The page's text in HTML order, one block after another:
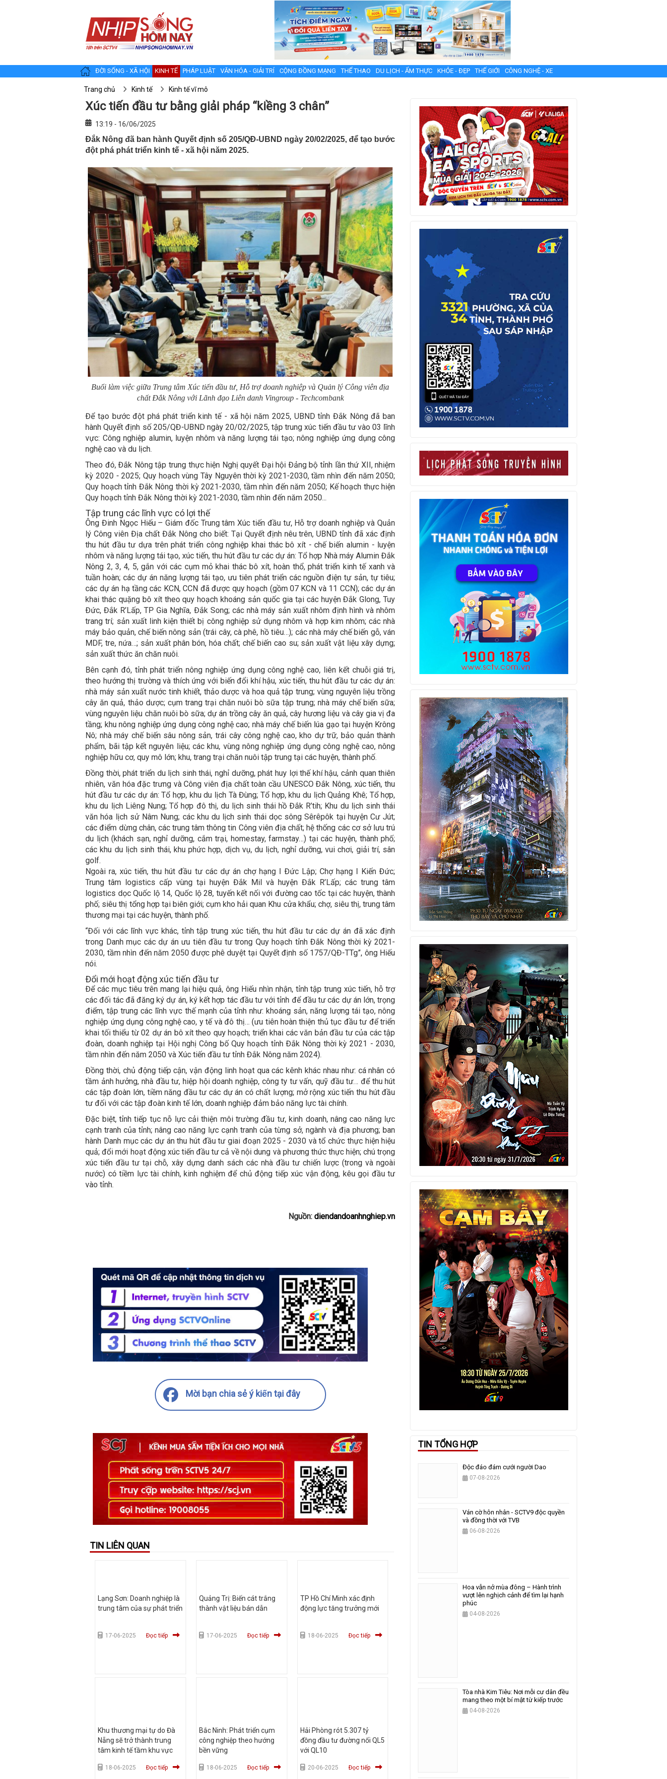
ĐỜI SỐNG - XÃ HỘI KINH TẾ PHÁP LUẬT VĂN HÓA - GIẢI TRÍ CỘNG ĐỒNG MẠNG THỂ THAO DU LỊCH - ẨM THỰC KHỎE - ĐẸP THẾ GIỚI CÔNG NGHỆ - XE
Trang chủ Kinh tế Kinh tế vĩ mô
Xúc tiến đầu tư bằng giải pháp “kiềng 3 chân”
13:19 - 16/06/2025
Đắk Nông đã ban hành Quyết định số 205/QĐ-UBND ngày 20/02/2025, để tạo bước
đột phá phát triển kinh tế - xã hội năm 2025.
Buổi làm việc giữa Trung tâm Xúc tiến đầu tư, Hỗ trợ doanh nghiệp và Quản lý Công viên địa
chất Đắk Nông với Lãnh đạo Liên danh Vingroup - Techcombank
Để tạo bước đột phá phát triển kinh tế - xã hội năm 2025, UBND tỉnh Đắk Nông đã ban
hành Quyết định số 205/QĐ-UBND ngày 20/02/2025, tập trung xúc tiến đầu tư vào 03 lĩnh
vực: Công nghiệp alumin, luyện nhôm và năng lượng tái tạo; nông nghiệp ứng dụng công
nghệ cao và du lịch.
Theo đó, Đắk Nông tập trung thực hiện Nghị quyết Đại hội Đảng bộ tỉnh lần thứ XII, nhiệm
kỳ 2020 - 2025; Quy hoạch vùng Tây Nguyên thời kỳ 2021-2030, tầm nhìn đến năm 2050;
Quy hoạch tỉnh Đắk Nông thời kỳ 2021-2030, tầm nhìn đến năm 2050; Kế hoạch thực hiện
Quy hoạch tỉnh Đắk Nông thời kỳ 2021-2030, tầm nhìn đến năm 2050...
Tập trung các lĩnh vực có lợi thế
Ông Đinh Ngọc Hiếu – Giám đốc Trung tâm Xúc tiến đầu tư, Hỗ trợ doanh nghiệp và Quản
lý Công viên Địa chất Đắk Nông cho biết: Tại Quyết định nêu trên, UBND tỉnh đã xác định
thu hút đầu tư dựa trên phát triển công nghiệp khai thác bô xít - chế biến alumin - luyện
nhôm và năng lượng tái tạo, xúc tiến, thu hút đầu tư các dự án: Tổ hợp Nhà máy Alumin Đắk
Nông 2, 3, 4, 5, gắn với các cụm mỏ khai thác bô xít, hoàn thổ, phát triển kinh tế xanh và
tuần hoàn; các dự án năng lượng tái tạo, ưu tiên phát triển các nguồn điện tự sản, tự tiêu;
các dự án hạ tầng các KCN, CCN đã được quy hoạch (gồm 07 KCN và 11 CCN); các dự án
khai thác quặng bô xít theo quy hoạch khoáng sản quốc gia tại các huyện Đắk Glong, Tuy
Đức, Đắk R’Lấp, TP Gia Nghĩa, Đắk Song; các nhà máy sản xuất nhôm định hình và nhôm
trang trí; sản xuất linh kiện thiết bị công nghiệp sử dụng nhôm và hợp kim nhôm; các nhà
máy bảo quản, chế biến nông sản (trái cây, cà phê, hồ tiêu…); các nhà máy chế biến gỗ, ván
MDF, tre, nứa…; sản xuất phân bón, hóa chất; chế biến cao su; sản xuất vật liệu xây dựng;
sản xuất thức ăn chăn nuôi.
Bên cạnh đó, tỉnh phát triển nông nghiệp ứng dụng công nghệ cao, liên kết chuỗi giá trị,
theo hướng thị trường và thích ứng với biến đổi khí hậu, xúc tiến, thu hút đầu tư các dự án:
nhà máy sản xuất nước tinh khiết, thảo dược và hoa quả tập trung; vùng nguyên liệu trồng
cây ăn quả, thảo dược; cụm trang trại chăn nuôi bò sữa tập trung; nhà máy chế biến sữa;
vùng nguyên liệu chăn nuôi bò sữa; dự án trồng cây ăn quả, cây hương liệu và cây gia vị đa
tầng; khu nông nghiệp ứng dụng công nghệ cao; nhà máy chế biến lúa gạo tại huyện Krông
Nô; nhà máy chế biến sâu nông sản, trái cây công nghệ cao, kho dự trữ, bảo quản thành
phẩm, bãi tập kết nguyên liệu; các khu, vùng nông nghiệp ứng dụng công nghệ cao, nông
nghiệp hữu cơ, quy mô lớn; khu, trang trại chăn nuôi tập trung tại các huyện, thành phố.
Đồng thời, phát triển du lịch sinh thái, nghỉ dưỡng, phát huy lợi thế khí hậu, cảnh quan thiên
nhiên, văn hóa đặc trưng và Công viên địa chất toàn cầu UNESCO Đắk Nông, xúc tiến, thu
hút đầu tư các dự án: Tổ hợp, khu du lịch Tà Đùng; Tổ hợp, khu du lịch Quảng Khê; Tổ hợp,
khu du lịch Liêng Nung; Tổ hợp đô thị, du lịch sinh thái hồ Đắk R’tih; Khu du lịch sinh thái
văn hóa lịch sử Nâm Nung; các khu du lịch sinh thái dọc sông Sêrêpôk tại huyện Cư Jút;
các điểm dừng chân, các trung tâm thông tin Công viên địa chất; hệ thống các cơ sở lưu trú
du lịch (khách sạn, nghỉ dưỡng, cắm trại, homestay, farmstay…) tại các huyện, thành phố;
các khu du lịch sinh thái, khu phức hợp, dịch vụ, du lịch, nghỉ dưỡng, vui chơi, giải trí, sân
golf.
Ngoài ra, xúc tiến, thu hút đầu tư các dự án chợ hạng I Đức Lập; Chợ hạng I Kiến Đức;
Trung tâm logistics cấp vùng tại huyện Đắk Mil và huyện Đắk R’Lấp; các trung tâm
logistics dọc Quốc lộ 14, Quốc lộ 28, tuyến kết nối với đường cao tốc tại các huyện, thành
phố; siêu thị tổng hợp tại biên giới; cụm kho hải quan Khu cửa khẩu; chợ, siêu thị, trung tâm
thương mại tại các huyện, thành phố.
“Đối với các lĩnh vực khác, tỉnh tập trung xúc tiến, thu hút đầu tư các dự án đã xác định
trong Danh mục các dự án ưu tiên đầu tư trong Quy hoạch tỉnh Đắk Nông thời kỳ 2021-
2030, tầm nhìn đến năm 2050 được phê duyệt tại Quyết định số 1757/QĐ-TTg”, ông Hiếu
nói.
Đổi mới hoạt động xúc tiến đầu tư
Để các mục tiêu trên mang lại hiệu quả, ông Hiếu nhìn nhận, tỉnh tập trung xúc tiến, hỗ trợ
các đối tác đã đăng ký dự án, ký kết hợp tác đầu tư với tỉnh để đầu tư các dự án lớn, trọng
điểm, tập trung các lĩnh vực thế mạnh của tỉnh như: khoáng sản, năng lượng tái tạo, nông
nghiệp ứng dụng công nghệ cao, y tế và đô thị… (ưu tiên hoàn thiện thủ tục đầu tư để triển
khai tối thiểu từ 02 dự án bô xít theo quy hoạch; triển khai các văn bản đầu tư của các tập
đoàn, doanh nghiệp tại Hội nghị Công bố Quy hoạch tỉnh Đắk Nông thời kỳ 2021 - 2030,
tầm nhìn đến năm 2050 và Xúc tiến đầu tư tỉnh Đắk Nông năm 2024).
Đồng thời, chủ động tiếp cận, vận động linh hoạt qua các kênh khác nhau như: cá nhân có
tầm ảnh hưởng, nhà đầu tư, hiệp hội doanh nghiệp, công ty tư vấn, quỹ đầu tư… để thu hút
các tập đoàn lớn, tiềm năng đầu tư các dự án có chất lượng; mở rộng xúc tiến thu hút đầu
tư đối với các tập đoàn kinh tế lớn, doanh nghiệp đảm bảo năng lực tài chính.
Đặc biệt, tỉnh tiếp tục nỗ lực cải thiện môi trường đầu tư, kinh doanh, nâng cao năng lực
cạnh tranh của tỉnh; nâng cao năng lực cạnh tranh của từng sở, ngành và địa phương; ban
hành Danh mục các dự án thu hút đầu tư giai đoạn 2025 - 2030 và tổ chức thực hiện hiệu
quả; đổi mới hoạt động xúc tiến đầu tư cả về nội dung và phương thức thực hiện; chú trọng
xúc tiến đầu tư tại chỗ, xây dựng danh sách các nhà đầu tư chiến lược (trong và ngoài
nước) có tiềm lực tài chính, kinh nghiệm để chủ động tiếp xúc vận động, kêu gọi đầu tư
vào tỉnh.
Nguồn:diendandoanhnghiep.vn
Mời bạn chia sẻ ý kiến tại đây
TIN LIÊN QUAN
Lạng Sơn: Doanh nghiệp là
trung tâm của sự phát triển
17-06-2025 Đọc tiếp
Quảng Trị: Biến cát trắng
thành vật liệu bán dẫn
17-06-2025 Đọc tiếp
TP Hồ Chí Minh xác định
động lực tăng trưởng mới
18-06-2025 Đọc tiếp
Khu thương mại tự do Đà
Nẵng sẽ trở thành trung
tâm kinh tế tầm khu vực
18-06-2025 Đọc tiếp
Bắc Ninh: Phát triển cụm
công nghiệp theo hướng
bền vững
18-06-2025 Đọc tiếp
Hải Phòng rót 5.307 tỷ
đồng đầu tư đường nối QL5
với QL10
20-06-2025 Đọc tiếp
TIN TỔNG HỢP
Độc đáo đám cưới người Dao
07-08-2026
Ván cờ hôn nhân - SCTV9 độc quyền
và đồng thời với TVB
06-08-2026
Hoa vẫn nở mùa đông – Hành trình
vượt lên nghịch cảnh để tìm lại hạnh
phúc
04-08-2026
Tòa nhà Kim Tiêu: Nơi mỗi cư dân đều
mang theo một bí mật từ kiếp trước
04-08-2026